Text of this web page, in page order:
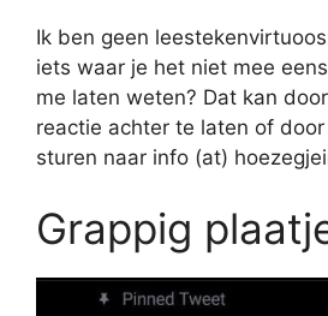
Ik ben geen
iets waar je het niet mee
me laten weten? Dat kan
reactie achter te laten of
sturen naar info (at)
Grappig